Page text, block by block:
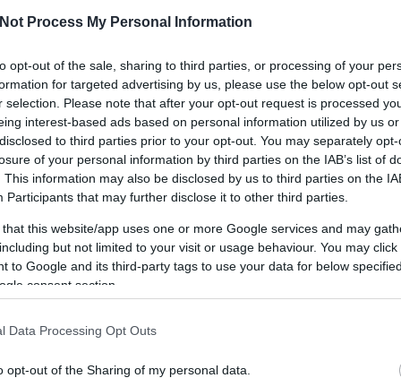
Process My Personal Information
opt-out of the sale, sharing to third parties, or processing of your
for targeted advertising by us, please use the below opt-out
selection. Please note that after your opt-out request is processed
interest-based ads based on personal information utilized by us
to third parties prior to your opt-out. You may separately
of your personal information by third parties on the IAB’s list of
This information may also be disclosed by us to third parties on the
Participants that may further disclose it to other third parties.
that this website/app uses one or more Google services and may
but not limited to your visit or usage behaviour. You may
to Google and its third-party tags to use your data for below
consent section.
Data Processing Opt Outs
opt-out of the Sharing of my personal data.
)
tulajdonságok csökkentését vagy
hogy egyén kiegyensúlyozottabb,
elégedettebb életet éljen, jobban kezelje a
stresszt és konfliktusokat, hatékonyabban
kommunikáljon másokkal, és pozitívan
hatással legyen környezetére.
A személyiségfejlesztés fontossága
A személyiségfejlesztés alapvető
jelentőséggel bír, mivel közvetlenül
befolyásolja az egyén önképét, önbizalmát,
kapcsolatait és szakmai teljesítményét. A
fejlesztési folyamat révén az egyén képessé
válik arra, hogy jobban megértse saját magát
és másokat, ami lehetővé teszi számára,
hogy tudatosabban alakítsa életét és
interakcióit.